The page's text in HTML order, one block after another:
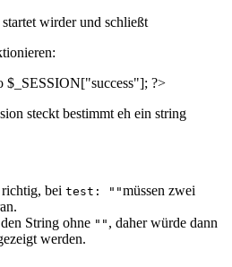
wirder und schließt
$_SESSION["success"]; ?>
steckt bestimmt eh ein string
bei test: ""müssen zwei
String ohne "" , daher würde dann
werden.